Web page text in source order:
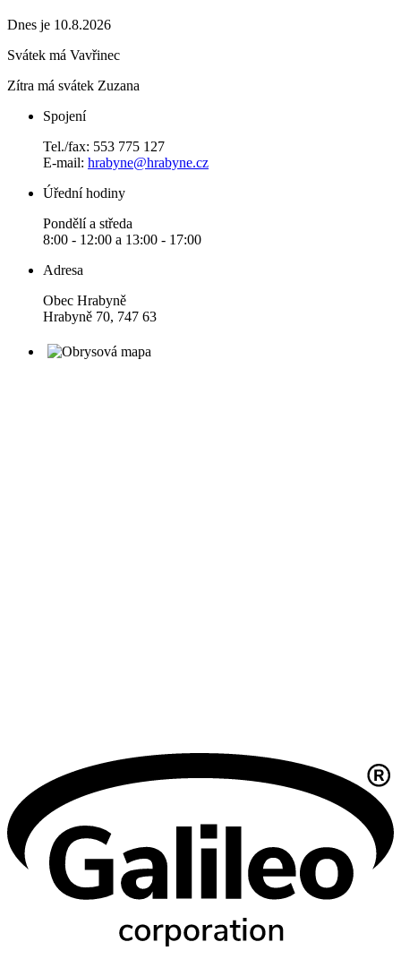
Dnes je 10.8.2026
Svátek má Vavřinec
Zítra má svátek Zuzana
Spojení
Tel./fax: 553 775 127
E-mail: hrabyne@hrabyne.cz
Úřední hodiny
Pondělí a středa
8:00 - 12:00 a 13:00 - 17:00
Adresa
Obec Hrabyně
Hrabyně 70, 747 63